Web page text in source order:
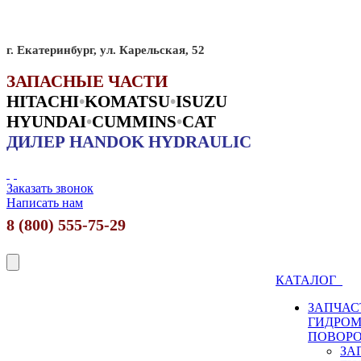
г. Екатеринбург, ул. Карельская, 52
ЗАПАСНЫЕ ЧАСТИ
HITACHI•KOMATSU•ISUZU
HYUNDAI•CUMMINS•CAT
ДИЛЕР HANDOK HYDRAULIC
Заказать звонок
Написать нам
8 (800) 555-75-29
КАТАЛОГ